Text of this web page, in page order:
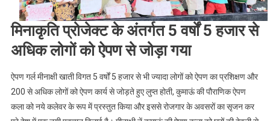
मिनाकृति प्रोजेक्ट के अंतर्गत 5 वर्षों 5 हजार से
अधिक लोगों को ऐपण से जोड़ा गया
ऐपण गर्ल मीनाक्षी खाती विगत 5 वर्षों 5 हजार से भी ज्यादा लोगों को ऐपण का प्रशिक्षण और
200 से अधिक लोगों को ऐपण कार्य से जोड़ते हुए लुप्त होती, कुमाऊं की पौराणिक ऐपण
कला को नये कलेवर के रूप में प्रस्तुत किया और इससे रोजगार के अवसरों का सृजन कर